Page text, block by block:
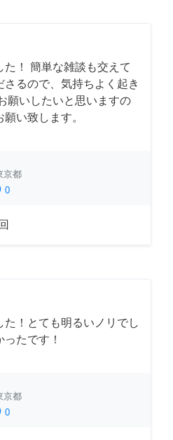
た！ 簡単な雑談も交えて
るので、気持ちよく起き
願いしたいと思いますの
い致します。
京都
0
た！とても明るいノリでし
たです！
京都
0